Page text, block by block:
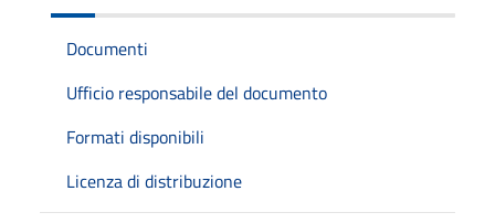
Documenti
Ufficio responsabile del documento
Formati disponibili
Licenza di distribuzione